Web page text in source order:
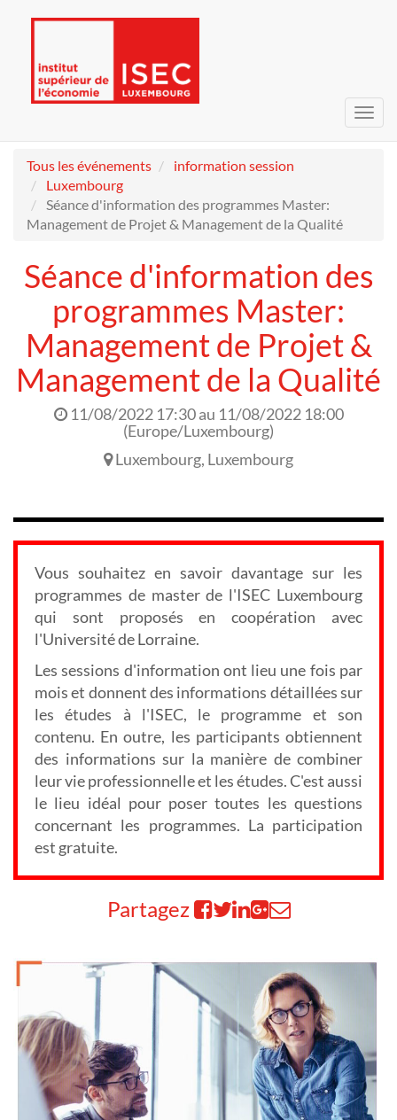
Tous les événements
information session
Luxembourg
Séance d'information des programmes Master:
Management de Projet & Management de la Qualité
Séance d'information des
programmes Master:
Management de Projet &
Management de la Qualité
11/08/2022 17:30au 11/08/2022 18:00
(Europe/Luxembourg)
Luxembourg, Luxembourg
Vous souhaitez en savoir davantage sur les
programmes de master de l'ISEC Luxembourg
qui sont proposés en coopération avec
l'Université de Lorraine.
Les sessions d'information ont lieu une fois par
mois et donnent des informations détaillées sur
les études à l'ISEC, le programme et son
contenu. En outre, les participants obtiennent
des informations sur la manière de combiner
leur vie professionnelle et les études. C'est aussi
le lieu idéal pour poser toutes les questions
concernant les programmes. La participation
est gratuite.
Partagez